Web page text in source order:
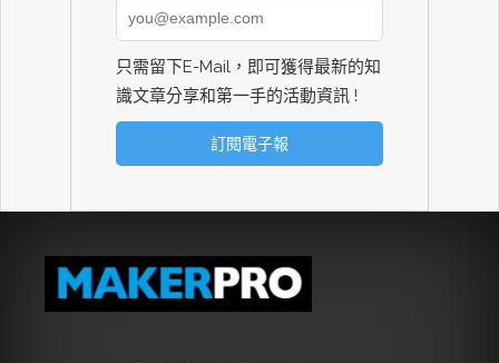
只需留下E-Mail，即可獲得最新的知
識文章分享和第一手的活動資訊 !